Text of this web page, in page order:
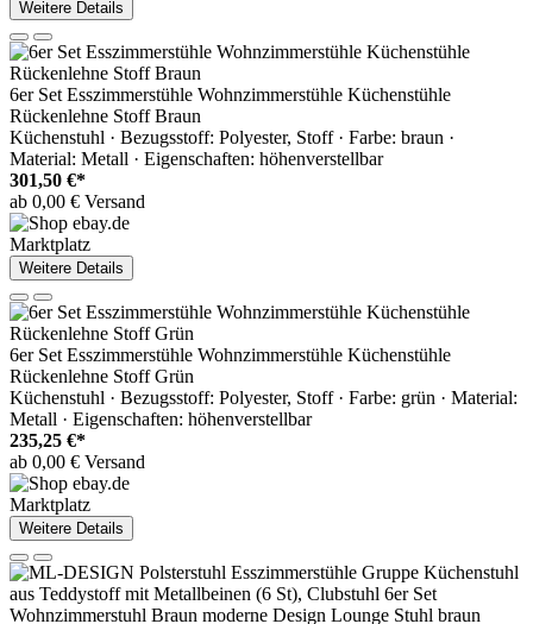
Weitere Details
6er Set Esszimmerstühle Wohnzimmerstühle Küchenstühle
Rückenlehne Stoff Braun
Küchenstuhl · Bezugsstoff: Polyester, Stoff · Farbe: braun ·
Material: Metall · Eigenschaften: höhenverstellbar
301,50 €*
ab 0,00 € Versand
Marktplatz
Weitere Details
6er Set Esszimmerstühle Wohnzimmerstühle Küchenstühle
Rückenlehne Stoff Grün
Küchenstuhl · Bezugsstoff: Polyester, Stoff · Farbe: grün · Material:
Metall · Eigenschaften: höhenverstellbar
235,25 €*
ab 0,00 € Versand
Marktplatz
Weitere Details